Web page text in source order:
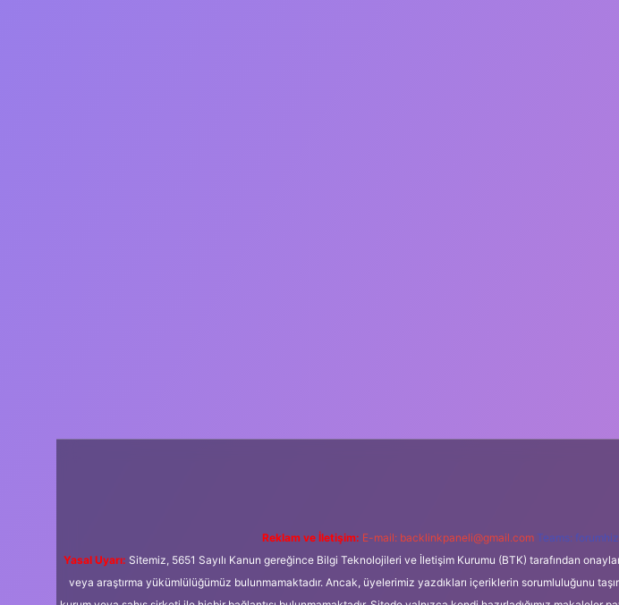
Reklam ve İletişim: E-mail: backlinkpaneli@gmail.com Teams:
Yasal Uyarı: Sitemiz, 5651 Sayılı Kanun gereğince Bilgi Teknolojileri ve İletişim Kurumu (BTK) tarafından
veya araştırma yükümlülüğümüz bulunmamaktadır. Ancak, üyelerimiz yazdıkları içeriklerin sorumluluğunu